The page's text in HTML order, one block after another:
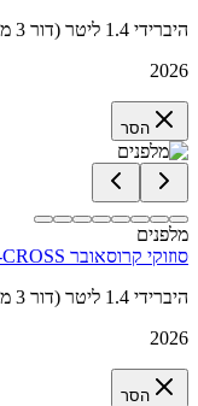
GLX MC היברידי 1.4 ליטר (דור 3 מעודכן)
2026
הסר
מלפנים
סוזוקי קרוסאובר S-CROSS
GLXV היברידי 1.4 ליטר (דור 3 מעודכן)
2026
הסר